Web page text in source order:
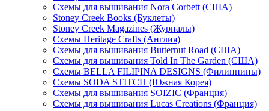
Схемы для вышивания Nora Corbett (США)
Stoney Creek Books (Буклеты)
Stoney Creek Magazines (Журналы)
Схемы Heritage Crafts (Англия)
Схемы для вышивания Butternut Road (США)
Схемы для вышивания Told In The Garden (США)
Схемы BELLA FILIPINA DESIGNS (Филиппины)
Схемы SODA STITCH (Южная Корея)
Схемы для вышивания SOIZIC (Франция)
Схемы для вышивания Lucas Creations (Франция)